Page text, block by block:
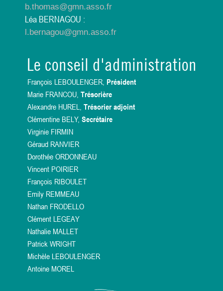
b.thomas@gmn.asso.fr
Léa BERNAGOU :
l.bernagou@gmn.asso.fr
Le conseil d'administration
François LEBOULENGER, Président
Marie FRANCOU, Trésorière
Alexandre HUREL, Trésorier adjoint
Clémentine BELY, Secrétaire
Virginie FIRMIN
Géraud RANVIER
Dorothée ORDONNEAU
Vincent POIRIER
François RIBOULET
Emily REMMEAU
Nathan FRODELLO
Clément LEGEAY
Nathalie MALLET
Patrick WRIGHT
Michèle LEBOULENGER
Antoine MOREL